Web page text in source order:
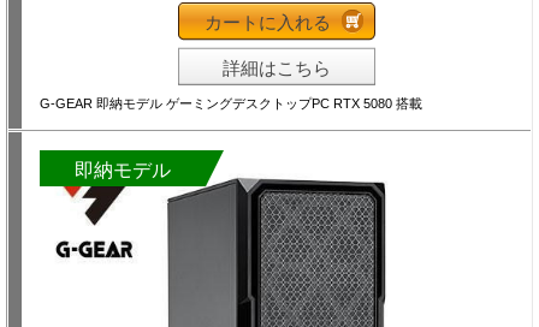
カートに入れる
詳細はこちら
G-GEAR 即納モデル ゲーミングデスクトップPC RTX 5080 搭載
即納モデル